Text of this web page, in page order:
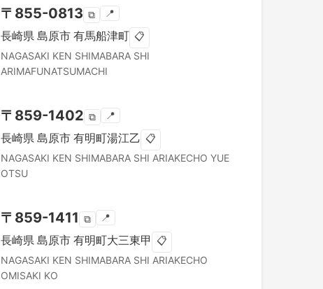
〒 855-0813 ⧉ 📍
長崎県 島原市 有馬船津町 📋
NAGASAKI KEN SHIMABARA SHI
ARIMAFUNATSUMACHI
〒 859-1402 ⧉ 📍
長崎県 島原市 有明町湯江乙 📋
NAGASAKI KEN SHIMABARA SHI ARIAKECHO YUE
OTSU
〒 859-1411 ⧉ 📍
長崎県 島原市 有明町大三東甲 📋
NAGASAKI KEN SHIMABARA SHI ARIAKECHO
OMISAKI KO